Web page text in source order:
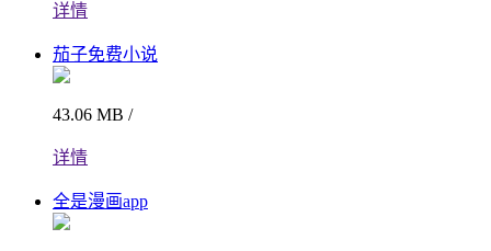
详情
茄子免费小说
43.06 MB /
详情
全是漫画app